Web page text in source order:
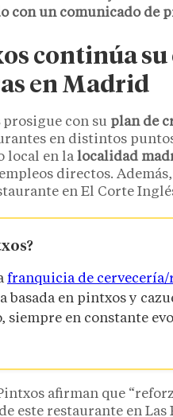
con un comunicado de
continúa
en Madrid
prosigue con su plan de
en distintos
local en la localidad
directos.
en El Corte
franquicia de
basada en pintxos y
siempre en constante
afirman que
este restaurante en